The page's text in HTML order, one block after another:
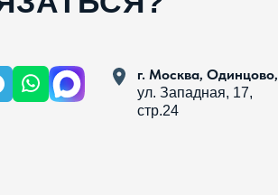
г. Москва, Одинцово,
ул. Западная, 17,
стр.24